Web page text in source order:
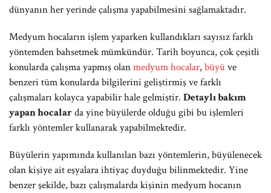
dünyanın her yerinde çalışma yapabilmesini sağlamaktadır.
Medyum hocaların işlem yaparken kullandıkları sayısız farklı
yöntemden bahsetmek mümkündür. Tarih boyunca, çok çeşitli
konularda çalışma yapmış olanmedyum hocalar,büyüve
benzeri tüm konularda bilgilerini geliştirmiş ve farklı
çalışmaları kolayca yapabilir hale gelmiştir. Detaylı bakım
yapan hocalarda yine büyülerde olduğu gibi bu işlemleri
farklı yöntemler kullanarak yapabilmektedir.
Büyülerin yapımında kullanılan bazı yöntemlerin, büyülenecek
olan kişiye ait eşyalara ihtiyaç duyduğu bilinmektedir. Yine
benzer şekilde, bazı çalışmalarda kişinin medyum hocanın